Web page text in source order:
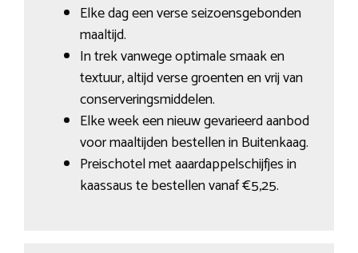
Elke dag een verse seizoensgebonden
maaltijd.
In trek vanwege optimale smaak en
textuur, altijd verse groenten en vrij van
conserveringsmiddelen.
Elke week een nieuw gevarieerd aanbod
voor maaltijden bestellen in Buitenkaag.
Preischotel met aaardappelschijfjes in
kaassaus te bestellen vanaf €5,25.